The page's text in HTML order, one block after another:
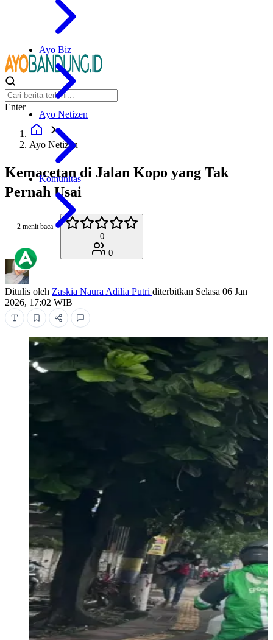
Ayo Biz
Ayo Netizen
Komunitas
Enter
Ayo Netizen
Kemacetan di Jalan Kopo yang Tak
Pernah Usai
2 menit baca
0
0
Ditulis oleh Zaskia Naura Adilia Putri diterbitkan Selasa 06 Jan
2026, 17:02 WIB